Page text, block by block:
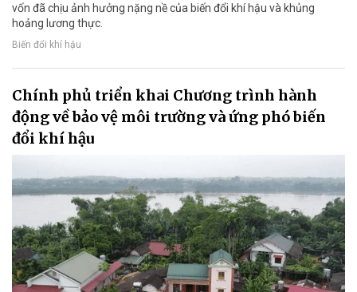
vốn đã chịu ảnh hưởng nặng nề của biến đổi khí hậu và khủng
hoảng lương thực.
Biến đổi khí hậu
Chính phủ triển khai Chương trình hành
động về bảo vệ môi trường và ứng phó biến
đổi khí hậu